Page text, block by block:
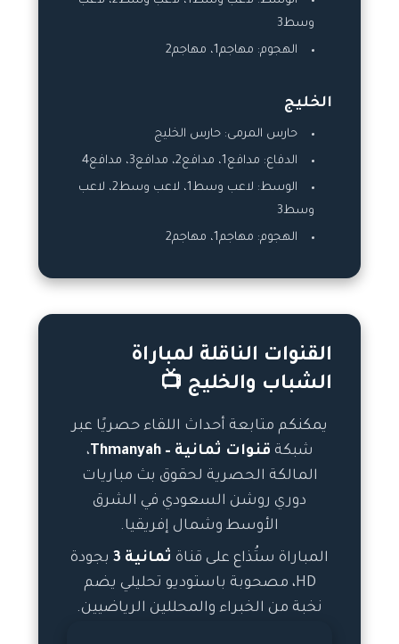
وسط3
الهجوم: مهاجم1، مهاجم2
الخليج
حارس المرمى: حارس الخليج
الدفاع: مدافع1، مدافع2، مدافع3، مدافع4
الوسط: لاعب وسط1، لاعب وسط2، لاعب
وسط3
الهجوم: مهاجم1، مهاجم2
القنوات الناقلة لمباراة
الشباب والخليج 📺
يمكنكم متابعة أحداث اللقاء حصريًا عبر
شبكة قنوات ثمانية – Thmanyah
،
المالكة الحصرية لحقوق بث مباريات
دوري روشن السعودي في الشرق
الأوسط وشمال إفريقيا.
المباراة ستُذاع على قناة ثمانية 3
بجودة
HD، مصحوبة باستوديو تحليلي يضم
نخبة من الخبراء والمحللين الرياضيين.